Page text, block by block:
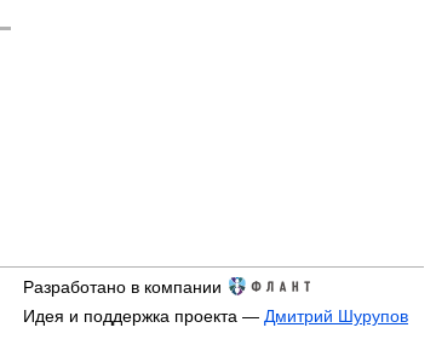
Разработано в компании
Идея и поддержка проекта — Дмитрий Шурупов